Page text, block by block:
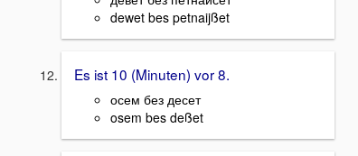
dewet bes petnaijßet
Es ist 10 (Minuten) vor 8.
осем без десет
osem bes deßet